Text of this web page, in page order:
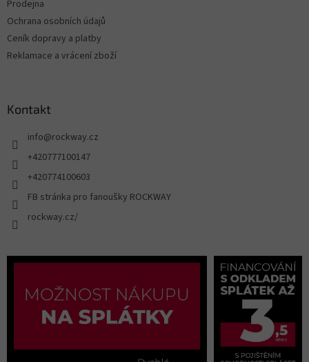
Prodejna
Ochrana osobních údajů
Ceník dopravy a platby
Reklamace a vrácení zboží
Kontakt
info@rockway.cz
+420777100147
+420774100603
FB stránka pro fanoušky ROCKWAY
rockway.cz/